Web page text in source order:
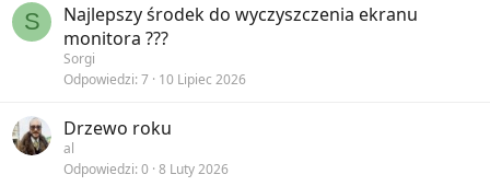
S
Najlepszy środek do wyczyszczenia ekranu
monitora ???
Sorgi
Odpowiedzi 7 10 Lipiec 2026
Drzewo roku
al
Odpowiedzi 0 8 Luty 2026